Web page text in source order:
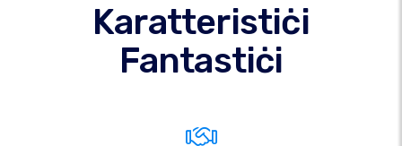
Karatteristiċi
Fantastiċi